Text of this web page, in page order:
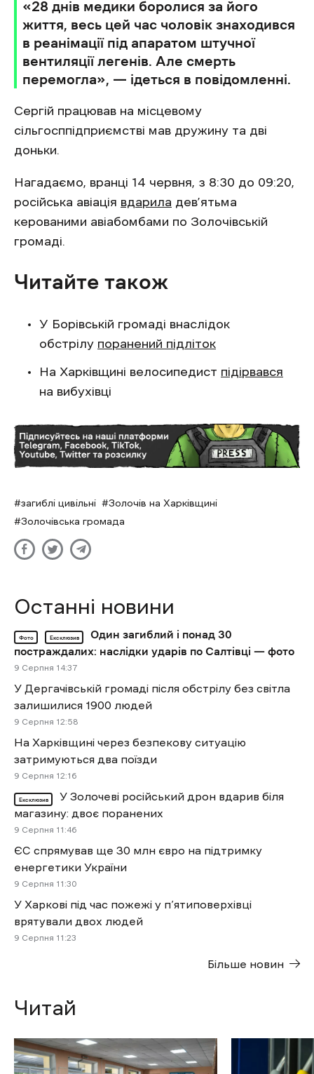
«28 днів медики боролися за його
життя, весь цей час чоловік знаходився
в реанімації під апаратом штучної
вентиляції легенів. Але смерть
перемогла», — ідеться в повідомленні.
Сергій працював на місцевому
сільгосппідприємстві мав дружину та дві
доньки.
Нагадаємо, вранці 14 червня, з 8:30 до 09:20,
російська авіація вдарила дев’ятьма
керованими авіабомбами по Золочівській
громаді.
Читайте також
У Борівській громаді внаслідок
обстрілу поранений підліток
На Харківщині велосипедист підірвався
на вибухівці
загиблі цивільні
Золочів на Харківщині
Золочівська громада
Останні новини
Фото Ексклюзив
Один загиблий і понад 30
постраждалих: наслідки ударів по Салтівці — фото
9 Cерпня 14:37
У Дергачівській громаді після обстрілу без світла
залишилися 1900 людей
9 Cерпня 12:58
На Харківщині через безпекову ситуацію
затримуються два поїзди
9 Cерпня 12:16
Ексклюзив
У Золочеві російський дрон вдарив біля
магазину: двоє поранених
9 Cерпня 11:46
ЄС спрямував ще 30 млн євро на підтримку
енергетики України
9 Cерпня 11:30
У Харкові під час пожежі у п’ятиповерхівці
врятували двох людей
9 Cерпня 11:23
Більше новин
Читай